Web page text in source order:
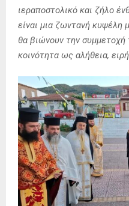
ιεραποστολικό και ζήλο
είναι μια ζωντανή κυψέλη
θα βιώνουν την συμμετοχή
κοινότητα ως αλήθεια,